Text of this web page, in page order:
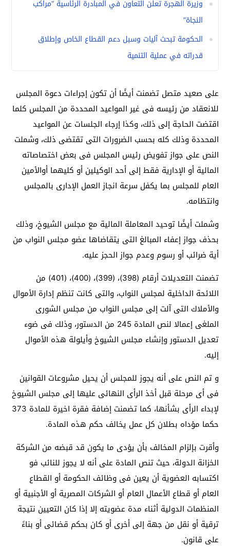
وزيرة الهجرة تعلن التعاون في المبادرة الرئاسية “مراكب
النجاة”
الحكومة تبحث آليات وسبل دعم القطاع الخاص وإطلاق
قدراته في عملية التنمية
على صعيد متصل تضمنت أيضًا أن تكون إجراءات دعوة المجلس
للانعقاد من رئيسه فى غير المواعيد المحددة من المجلس كلما
اقتضت الحاجة إلى ذلك، وكذا إرجاء الجلسات عن المواعيد
المحددة وذلك كله بحسب الضرورات التى تقتضى ذلك، وشملت
النص على جواز تفويض رئيس المجلس فى بعض اختصاصاته
المالية أو الإدارية فقط إلى أحد الوكيلين أو كليهما أوالأمين
العام للمجلس بما يكفل سرعة انجاز العمل الإدارى بالمجلس
وانتظامه.
وشملت أيضًا توحيد المعاملة المالية مع مجلس الشيوخ، وذلك
بحذف جواز إعفاء المبالغ التى يتقاضاها عضو مجلس النواب من
أية ضرائب أو رسوم وعدم جواز الحجز عليه.
تضمنت التعديلات أرقام (398)، (399)، (400)، (401) من
اللائحة الداخلية لمجلس النواب، والتى كانت تنظم إدارة الأموال
والأملاك التى آلت إلى مجلس النواب من مجلس الشورى
الملغى إعمالا لنص المادة 245 من الدستور، وذلك فى ضوء
تعديل الدستور وإنشاء مجلس الشيوخ وأيلولة هذه الأموال
إليه.
و تم النص على أنه يجوز للمجلس أن يحيل مشروعات القوانين
فى أى مرحلة قبل أخذ الرأى النهائى عليها إلى مجلس الشيوخ
لإبداء الرأى بشأنها، كما تضمنت إضافة فقرة اخيرة للمادة 373
حكما مؤداه بطلان كل عمل يخالف حكم هذه المادة.
وأقرت بإلزام المخالف بأن يؤدى ما يكون قد قبضه من الشركة
الخزانة الدولة، حيث تنص المادة على أنه لا يجوز للنائب فو
اكتسابه العضوية أن يعين فى وظائف الحكومة أو القطاع
العام أو قطاع الأعمال العام أو الشركات المصرية أو الأجنبية أو
المنظمات الدولية أثناء مدة عضويته إلا إذا كان التعيين نتيجة
ترقية أو نقل من جهة إلى أخرى أو كان بحكم قضائى أو بناءً
على قانون.